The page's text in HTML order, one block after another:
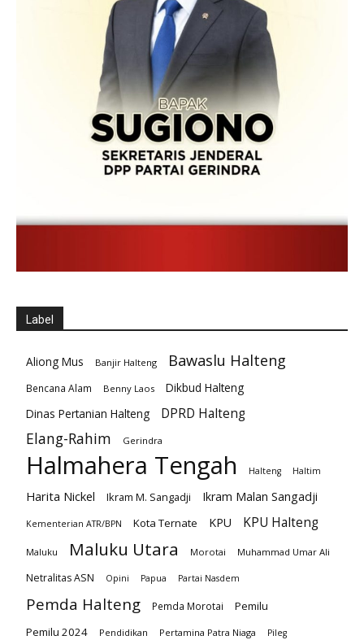
Label
Aliong Mus Banjir Halteng Bawaslu Halteng
Bencana Alam Benny Laos
Dikbud Halteng
Dinas Pertanian Halteng
DPRD Halteng
Elang-Rahim Gerindra
Halmahera Tengah Halteng Haltim
Harita Nickel Ikram M. Sangadji Ikram Malan Sangadji
Kementerian ATR/BPN Kota Ternate KPU KPU Halteng
Maluku Maluku Utara Morotai Muhammad Umar Ali
Netralitas ASN Opini Papua Partai Nasdem
Pemda Halteng Pemda Morotai
Pemilu
Pemilu 2024
Pendidikan Pertamina Patra Niaga Pileg